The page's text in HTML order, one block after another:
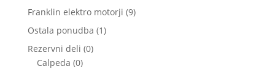
Franklin elektro motorji 99
Ostala ponudba 11
Rezervni deli 00
Calpeda 00